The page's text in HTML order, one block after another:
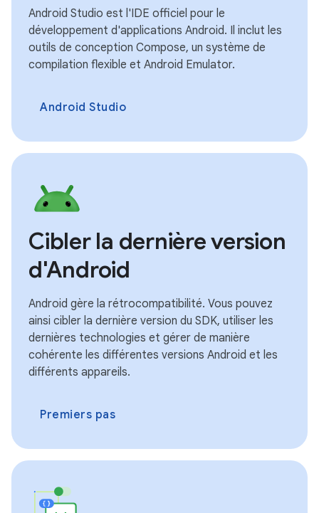
Android Studio est l'IDE officiel pour le
développement d'applications Android. Il inclut les
outils de conception Compose, un système de
compilation flexible et Android Emulator.
Android Studio
Cibler la dernière version
d'Android
Android gère la rétrocompatibilité. Vous pouvez
ainsi cibler la dernière version du SDK, utiliser les
dernières technologies et gérer de manière
cohérente les différentes versions Android et les
différents appareils.
Premiers pas